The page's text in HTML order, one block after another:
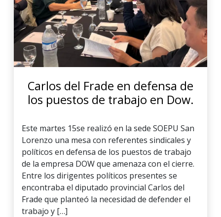
Carlos del Frade en defensa de
los puestos de trabajo en Dow.
Este martes 15se realizó en la sede SOEPU San
Lorenzo una mesa con referentes sindicales y
políticos en defensa de los puestos de trabajo
de la empresa DOW que amenaza con el cierre.
Entre los dirigentes políticos presentes se
encontraba el diputado provincial Carlos del
Frade que planteó la necesidad de defender el
trabajo y […]